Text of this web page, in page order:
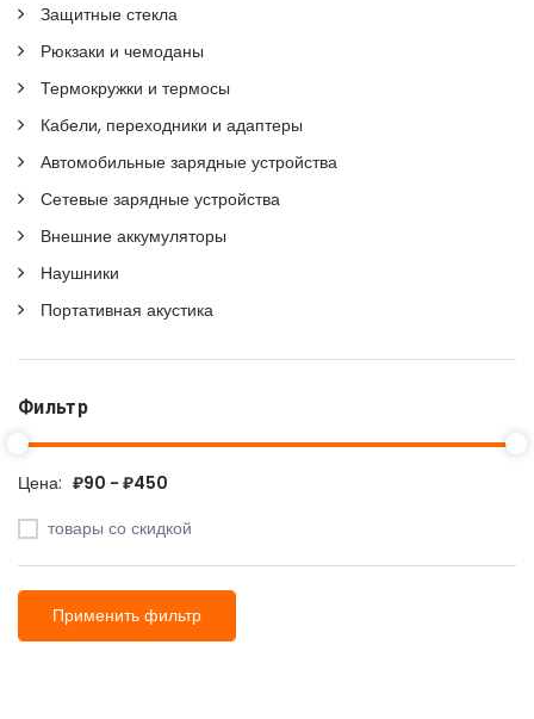
Защитные стекла
Рюкзаки и чемоданы
Термокружки и термосы
Кабели, переходники и адаптеры
Автомобильные зарядные устройства
Сетевые зарядные устройства
Внешние аккумуляторы
Наушники
Портативная акустика
Фильтр
Цена: ₽90 - ₽450
товары со скидкой
Применить фильтр